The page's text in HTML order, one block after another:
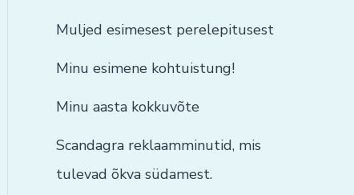
Muljed esimesest perelepitusest
Minu esimene kohtuistung!
Minu aasta kokkuvõte
Scandagra reklaamminutid, mis
tulevad õkva südamest.